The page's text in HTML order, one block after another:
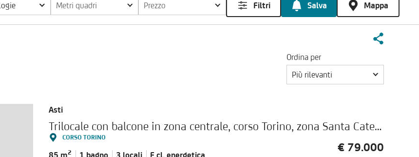
Metri quadri Prezzo Filtri Salva Mappa
Ordina per
Più rilevanti
Asti
Trilocale con balcone in zona centrale, corso Torino, zona Santa Caterina, Asti
CORSO TORINO
85 m2 1 bagno 3 locali F cl. energetica
€ 79.000